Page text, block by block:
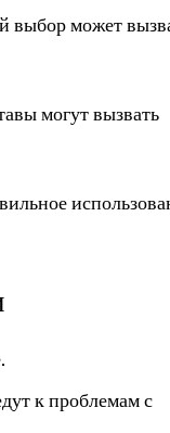
выбор может
могут вызвать
к проблемам с